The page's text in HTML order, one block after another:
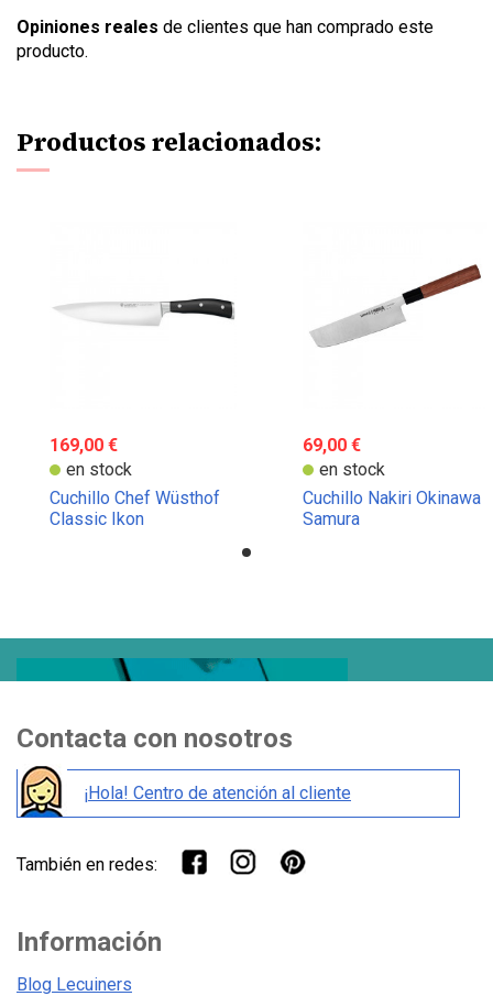
Opiniones reales de clientes que han comprado este
producto.
Productos relacionados:
169,00 €
en stock
Cuchillo Chef Wüsthof
Classic Ikon
69,00 €
en stock
Cuchillo Nakiri Okinawa
Samura
Contacta con nosotros
¡Hola! Centro de atención al cliente
También en redes:
Información
Blog Lecuiners